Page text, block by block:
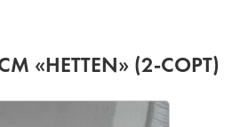
«HETTEN» (2-СОРТ)